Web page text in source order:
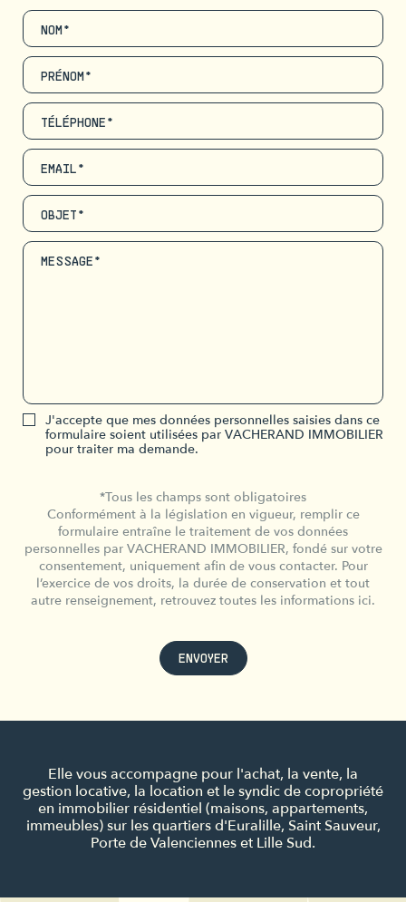
NOM*
PRÉNOM*
TÉLÉPHONE*
EMAIL*
OBJET*
MESSAGE*
J'accepte que mes données personnelles saisies dans ce
formulaire soient utilisées par VACHERAND IMMOBILIER
pour traiter ma demande.
*Tous les champs sont obligatoires
Conformément à la législation en vigueur, remplir ce
formulaire entraîne le traitement de vos données
personnelles par VACHERAND IMMOBILIER, fondé sur votre
consentement, uniquement afin de vous contacter. Pour
l’exercice de vos droits, la durée de conservation et tout
autre renseignement, retrouvez toutes les informations ici.
ENVOYER
Elle vous accompagne pour l'achat, la vente, la
gestion locative, la location et le syndic de copropriété
en immobilier résidentiel (maisons, appartements,
immeubles) sur les quartiers d'Euralille, Saint Sauveur,
Porte de Valenciennes et Lille Sud.